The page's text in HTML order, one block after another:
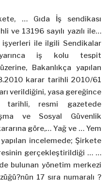
… Gıda İş sendikası
ve 13196 sayılı yazılı ile…
işyerleri ile ilgili Sendikalar
iş kolu tespit
Bakanlıkça yapılan
karar tarihli 2010/61
verildiğini, yasa gereğince
tarihli, resmi gazetede
ve Sosyal Güvenlik
göre,… Yağ ve … Yem
incelemede; Şirkete
gerçekleştirildiği … …
bulunan yönetim merkezi
17 sıra numaralı ?